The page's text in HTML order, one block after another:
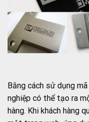
Bằng cách sử dụng
nghiệp có thể tạo ra
hàng. Khi khách hàng